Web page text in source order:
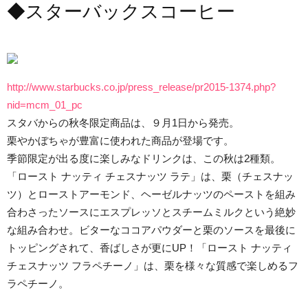
◆スターバックスコーヒー
http://www.starbucks.co.jp/press_release/pr2015-1374.php?
nid=mcm_01_pc
スタバからの秋冬限定商品は、９月1日から発売。
栗やかぼちゃが豊富に使われた商品が登場です。
季節限定が出る度に楽しみなドリンクは、この秋は2種類。
「ロースト ナッティ チェスナッツ ラテ」は、栗（チェスナッ
ツ）とローストアーモンド、ヘーゼルナッツのペーストを組み
合わさったソースにエスプレッソとスチームミルクという絶妙
な組み合わせ。ビターなココアパウダーと栗のソースを最後に
トッピングされて、香ばしさが更にUP！「ロースト ナッティ
チェスナッツ フラペチーノ」は、栗を様々な質感で楽しめるフ
ラペチーノ。